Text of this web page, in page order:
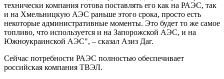
технически компания готова поставлять его как на РАЭС, так
и на Хмельницкую АЭС раньше этого срока, просто есть
некоторые административные моменты. Это будет то же самое
топливо, что используется и на Запорожской АЭС, и на
Южноукраинской АЭС", – сказал Азиз Даг.
Сейчас потребности РАЭС полностью обеспечивает
российская компания ТВЭЛ.